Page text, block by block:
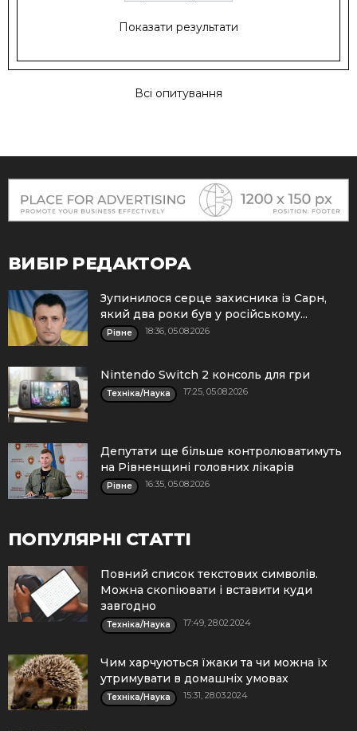
Показати результати
Всі опитування
ВИБІР РЕДАКТОРА
Зупинилося серце захисника із Сарн,
який два роки був у російському...
Рівне 18:36, 05.08.2026
Nintendo Switch 2 консоль для гри
Техніка/Наука 17:25, 05.08.2026
Депутати ще більше контролюватимуть
на Рівненщині головних лікарів
Рівне 16:35, 05.08.2026
ПОПУЛЯРНІ СТАТТІ
Повний список текстових символів.
Можна скопіювати і вставити куди
завгодно
Техніка/Наука 17:49, 28.02.2024
Чим харчуються їжаки та чи можна їх
утримувати в домашніх умовах
Техніка/Наука 15:31, 28.03.2024